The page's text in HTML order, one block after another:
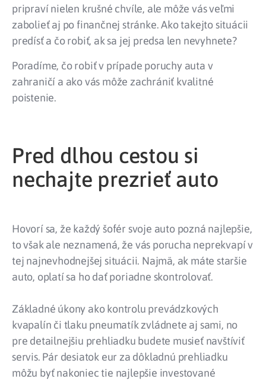
pripraví nielen krušné chvíle, ale môže vás veľmi
zabolieť aj po finančnej stránke. Ako takejto situácii
predísť a čo robiť, ak sa jej predsa len nevyhnete?
Poradíme, čo robiť v prípade poruchy auta v
zahraničí a ako vás môže zachrániť kvalitné
poistenie.
Pred dlhou cestou si
nechajte prezrieť auto
Hovorí sa, že každý šofér svoje auto pozná najlepšie,
to však ale neznamená, že vás porucha neprekvapí v
tej najnevhodnejšej situácii. Najmä, ak máte staršie
auto, oplatí sa ho dať poriadne skontrolovať.
Základné úkony ako kontrolu prevádzkových
kvapalín či tlaku pneumatík zvládnete aj sami, no
pre detailnejšiu prehliadku budete musieť navštíviť
servis. Pár desiatok eur za dôkladnú prehliadku
môžu byť nakoniec tie najlepšie investované